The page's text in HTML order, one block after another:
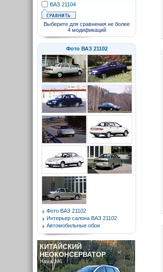
ВАЗ 21104
Выберите для сравнения не более
4 модификаций
Фото ВАЗ 21102
Фото ВАЗ 21102
Интерьер салона ВАЗ 21102
Автомобильные обои
КИТАЙСКИЙ
НЕОКОНСЕРВАТОР
Haval M6